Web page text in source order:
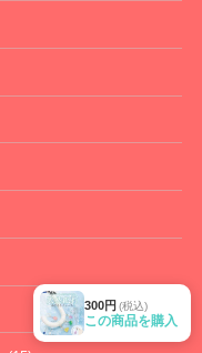
300円 (税込)
この商品を購入